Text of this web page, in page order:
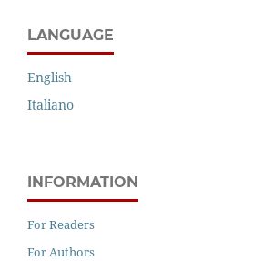
LANGUAGE
English
Italiano
INFORMATION
For Readers
For Authors